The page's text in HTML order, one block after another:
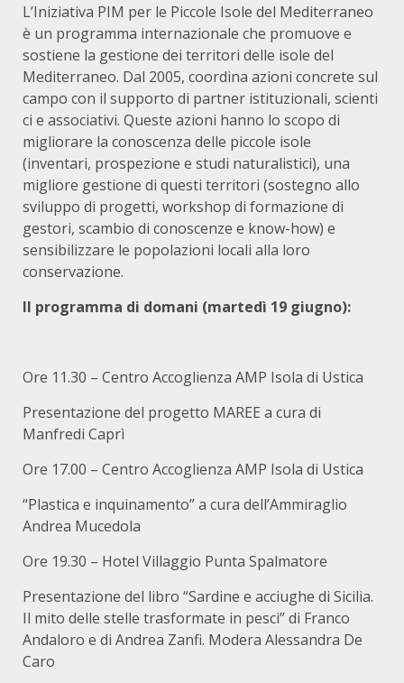
L’Iniziativa PIM per le Piccole Isole del Mediterraneo
è un programma internazionale che promuove e
sostiene la gestione dei territori delle isole del
Mediterraneo. Dal 2005, coordina azioni concrete sul
campo con il supporto di partner istituzionali, scienti
ci e associativi. Queste azioni hanno lo scopo di
migliorare la conoscenza delle piccole isole
(inventari, prospezione e studi naturalistici), una
migliore gestione di questi territori (sostegno allo
sviluppo di progetti, workshop di formazione di
gestori, scambio di conoscenze e know-how) e
sensibilizzare le popolazioni locali alla loro
conservazione.
Il programma di domani (martedì 19 giugno):
Ore 11.30 – Centro Accoglienza AMP Isola di Ustica
Presentazione del progetto MAREE a cura di
Manfredi Caprì
Ore 17.00 – Centro Accoglienza AMP Isola di Ustica
“Plastica e inquinamento” a cura dell’Ammiraglio
Andrea Mucedola
Ore 19.30 – Hotel Villaggio Punta Spalmatore
Presentazione del libro “Sardine e acciughe di Sicilia.
Il mito delle stelle trasformate in pesci” di Franco
Andaloro e di Andrea Zanfi. Modera Alessandra De
Caro